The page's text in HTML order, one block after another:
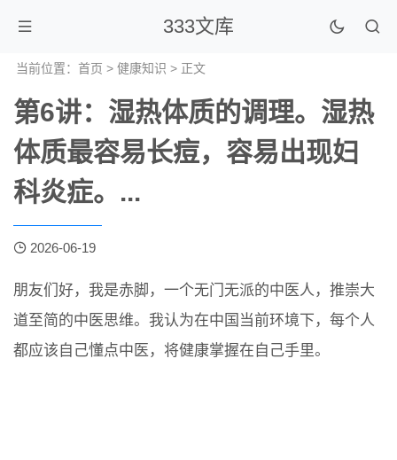
333文库
当前位置： 首页 > 健康知识 > 正文
第6讲：湿热体质的调理。湿热
体质最容易长痘，容易出现妇
科炎症。...
2026-06-19
朋友们好，我是赤脚，一个无门无派的中医人，推崇大
道至简的中医思维。我认为在中国当前环境下，每个人
都应该自己懂点中医，将健康掌握在自己手里。